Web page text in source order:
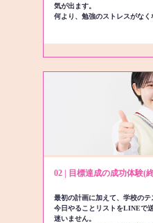
気が出ます。
何より、勉強のストレスがなく
02 | 目標達成の成功体験(
最初の計画に加えて、学校の
今日やることリストをLINEで
迷いません。